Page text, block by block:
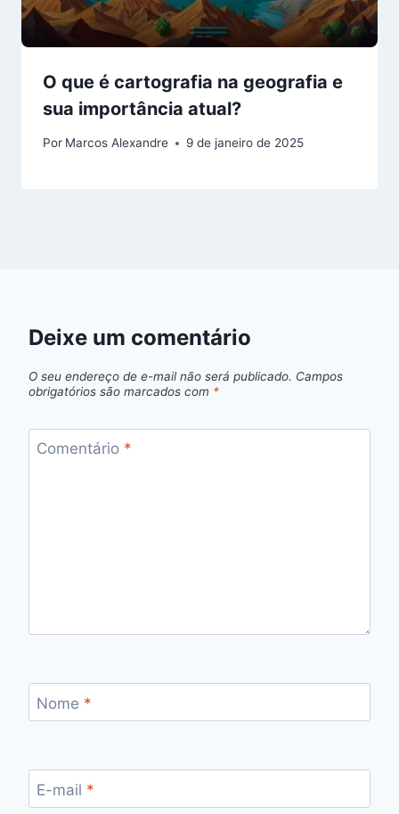
O que é cartografia na geografia e
sua importância atual?
Por Marcos Alexandre 9 de janeiro de 2025
Deixe um comentário
O seu endereço de e-mail não será publicado. Campos
obrigatórios são marcados com *
Comentário *
Nome *
E-mail *